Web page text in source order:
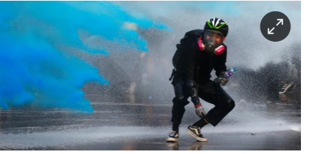
berlin
nord
wahrheit
verlag
verlag